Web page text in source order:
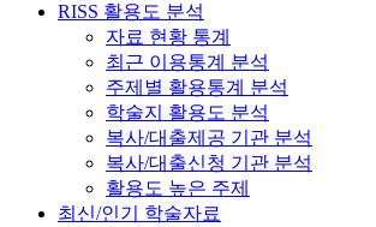
RISS 활용도 분석
자료 현황 통계
최근 이용통계 분석
주제별 활용통계 분석
학술지 활용도 분석
복사/대출제공 기관 분석
복사/대출신청 기관 분석
활용도 높은 주제
최신/인기 학술자료